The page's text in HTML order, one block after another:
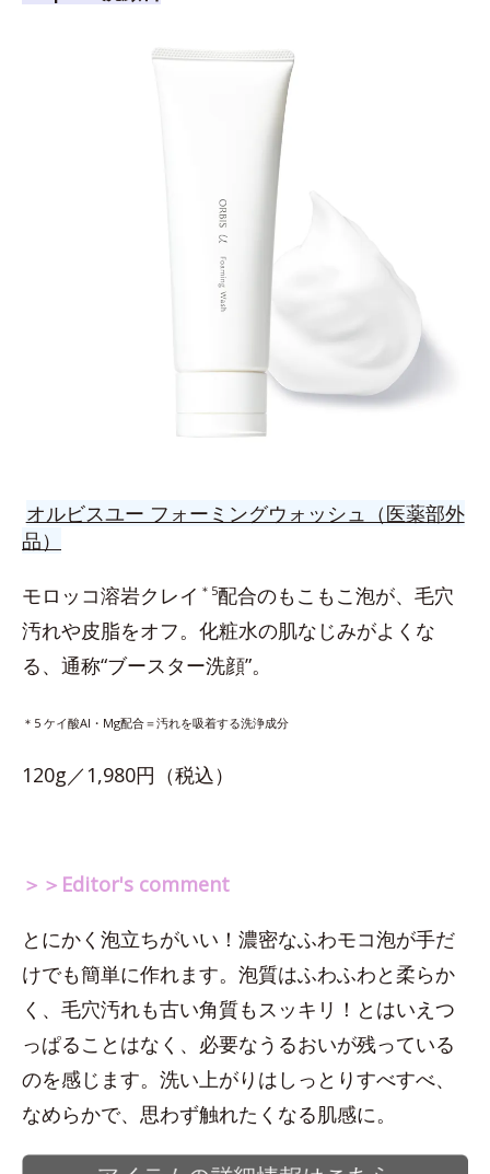
オルビスユー フォーミングウォッシュ（医薬部外
品）
モロッコ溶岩クレイ ＊5配合のもこもこ泡が、毛穴
汚れや皮脂をオフ。化粧水の肌なじみがよくな
る、通称“ブースター洗顔”。
＊5 ケイ酸Al・Mg配合＝汚れを吸着する洗浄成分
120g／1,980円（税込）
＞＞Editor's comment
とにかく泡立ちがいい！濃密なふわモコ泡が手だ
けでも簡単に作れます。泡質はふわふわと柔らか
く、毛穴汚れも古い角質もスッキリ！とはいえつ
っぱることはなく、必要なうるおいが残っている
のを感じます。洗い上がりはしっとりすべすべ、
なめらかで、思わず触れたくなる肌感に。